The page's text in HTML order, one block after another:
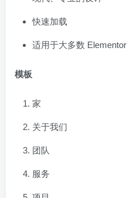
快速加载
适用于大多数 Elementor
模板
家
关于我们
团队
服务